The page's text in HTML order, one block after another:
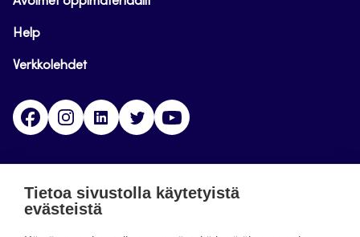
Help
Verkkolehdet
FacebookInstagramLinkedinTwitter
Tietoa sivustolla käytetyistä
evästeistä